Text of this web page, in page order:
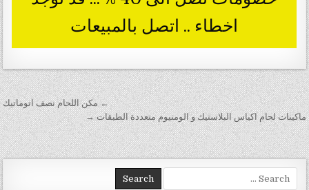
تصفّح المقالات
← مكن اللحام نصف اتوماتيك
ماكينات لحام اكياس البلاستيك و الومنيوم متعددة الطبقات →
Search for: